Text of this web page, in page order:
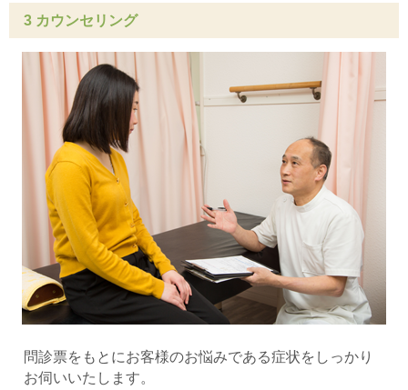
3 カウンセリング
問診票をもとにお客様のお悩みである症状をしっかり
お伺いいたします。